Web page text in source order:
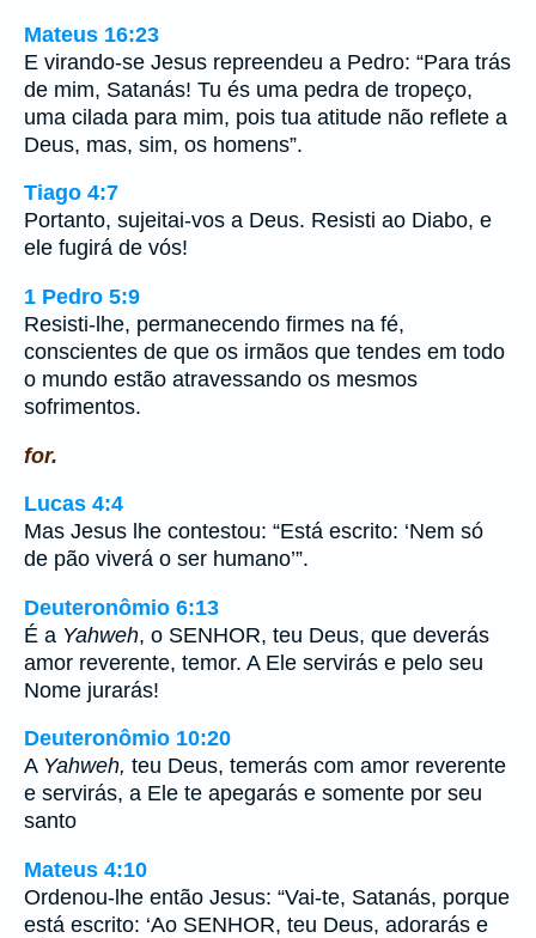
Mateus 16:23
E virando-se Jesus repreendeu a Pedro: “Para trás
de mim, Satanás! Tu és uma pedra de tropeço,
uma cilada para mim, pois tua atitude não reflete a
Deus, mas, sim, os homens”.
Tiago 4:7
Portanto, sujeitai-vos a Deus. Resisti ao Diabo, e
ele fugirá de vós!
1 Pedro 5:9
Resisti-lhe, permanecendo firmes na fé,
conscientes de que os irmãos que tendes em todo
o mundo estão atravessando os mesmos
sofrimentos.
for.
Lucas 4:4
Mas Jesus lhe contestou: “Está escrito: ‘Nem só
de pão viverá o ser humano’”.
Deuteronômio 6:13
É a Yahweh, o SENHOR, teu Deus, que deverás
amor reverente, temor. A Ele servirás e pelo seu
Nome jurarás!
Deuteronômio 10:20
A Yahweh, teu Deus, temerás com amor reverente
e servirás, a Ele te apegarás e somente por seu
santo
Mateus 4:10
Ordenou-lhe então Jesus: “Vai-te, Satanás, porque
está escrito: ‘Ao SENHOR, teu Deus, adorarás e